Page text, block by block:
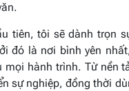
tiên, tôi sẽ dành trọn
đó là nơi bình yên
mọi hành trình. Từ nền
sự nghiệp, đồng thời